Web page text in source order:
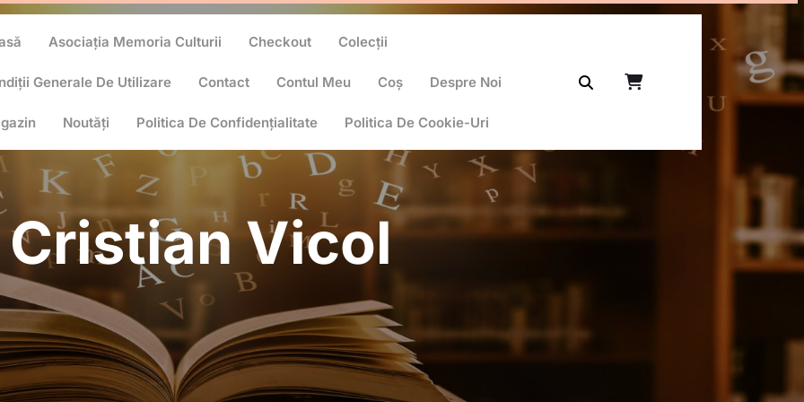
Asociația Memoria Culturii Checkout Colecții
Generale De Utilizare Contact Contul Meu Coș Despre Noi
Noutăți Politica De Confidențialitate Politica De Cookie-Uri
Cristian Vicol